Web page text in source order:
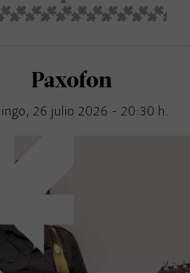
Paxofon
26 julio 2026 - 20:30 h.